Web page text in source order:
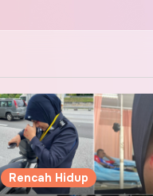
Rencah Hidup